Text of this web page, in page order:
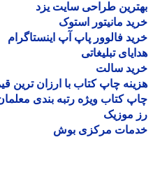
طراحی سایت یزد
مانیتور استوک
فالوور پاپ آپ اینستاگرام
تبلیغاتی
سالت
چاپ کتاب با ارزان ترین قیمت
کتاب ویژه رتبه بندی معلمان
موزیک
مرکزی بوش